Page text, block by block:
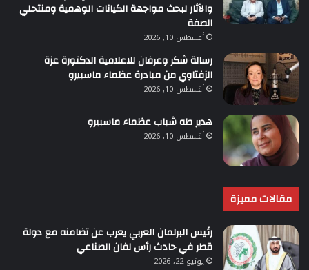
والآثار لبحث مواجهة الكيانات الوهمية ومنتحلي
الصفة
أغسطس 10, 2026
رسالة شكر وعرفان للاعلامية الدكتورة عزة
الزفتاوي من مبادرة عظماء ماسبيرو
أغسطس 10, 2026
هدير طه شباب عظماء ماسبيرو
أغسطس 10, 2026
مقالات مميزة
رئيس البرلمان العربي يعرب عن تضامنه مع دولة
قطر في حادث رأس لفان الصناعي
يونيو 22, 2026